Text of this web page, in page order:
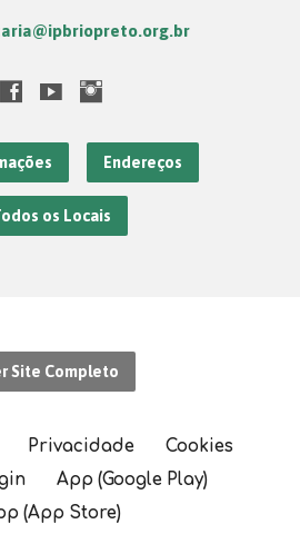
Endereços
os Locais
Site Completo
Privacidade
Cookies
App (Google Play)
(App Store)